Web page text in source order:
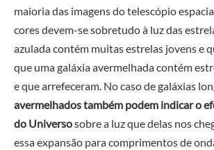
maioria das imagens do telescópio
cores devem-se sobretudo à luz das
azulada contém muitas estrelas jovens e
que uma galáxia avermelhada contém
e que arrefeceram. No caso de galáxias
avermelhados também podem indicar o
do Universosobre a luz que delas nos
essa expansão para comprimentos de